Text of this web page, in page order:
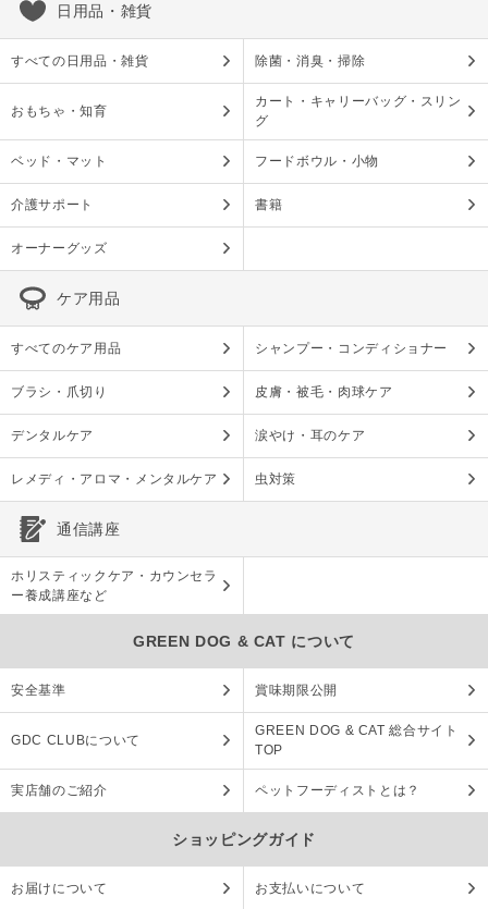
日用品・雑貨
すべての日用品・雑貨 除菌・消臭・掃除
おもちゃ・知育
カート・キャリーバッグ・スリン
グ
ベッド・マット フードボウル・小物
介護サポート 書籍
オーナーグッズ
ケア用品
すべてのケア用品 シャンプー・コンディショナー
ブラシ・爪切り 皮膚・被毛・肉球ケア
デンタルケア 涙やけ・耳のケア
レメディ・アロマ・メンタルケア 虫対策
通信講座
ホリスティックケア・カウンセラ
ー養成講座など
GREEN DOG & CAT について
安全基準 賞味期限公開
GDC CLUBについて
GREEN DOG & CAT 総合サイト
TOP
実店舗のご紹介 ペットフーディストとは？
ショッピングガイド
お届けについて お支払いについて